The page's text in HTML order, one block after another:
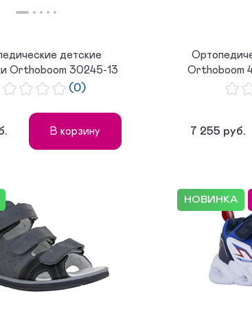
детские
Orthoboom 30245-13
серо-б...
(0)
В корзину
Orthoboom
7 255 руб.
НОВИНКА